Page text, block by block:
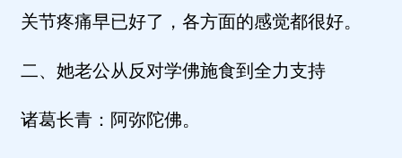
关节疼痛早已好了，各方面的感觉都很好。
二、她老公从反对学佛施食到全力支持
诸葛长青：阿弥陀佛。